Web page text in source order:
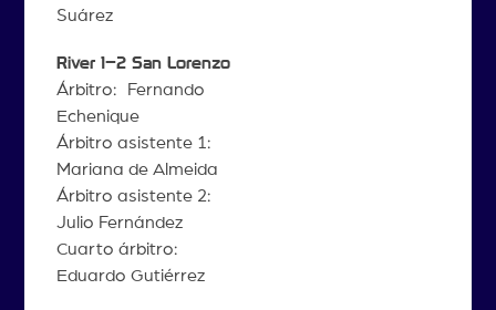
Suárez
River 1–2 San Lorenzo
Árbitro: Fernando
Echenique
Árbitro asistente 1:
Mariana de Almeida
Árbitro asistente 2:
Julio Fernández
Cuarto árbitro:
Eduardo Gutiérrez